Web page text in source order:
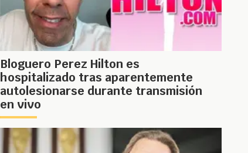
Bloguero Perez Hilton es
hospitalizado tras aparentemente
autolesionarse durante transmisión
en vivo